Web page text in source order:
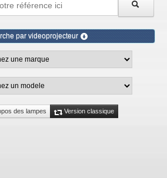
par videoprojecteur
des lampes Version classique